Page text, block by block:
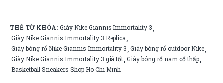
THẺ TỪ KHÓA: Giày Nike Giannis Immortality 3,
Giày Nike Giannis Immortality 3 Replica,
Giày bóng rổ Nike Giannis Immortality 3,Giày bóng rổ outdoor Nike,
Giày Nike Giannis Immortality 3 giá tốt,Giày bóng rổ nam cổ thấp,
Basketball Sneakers Shop Ho Chi Minh